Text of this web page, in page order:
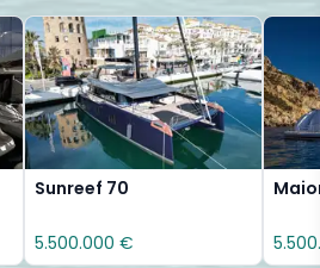
Sunreef 70
5.500.000 €